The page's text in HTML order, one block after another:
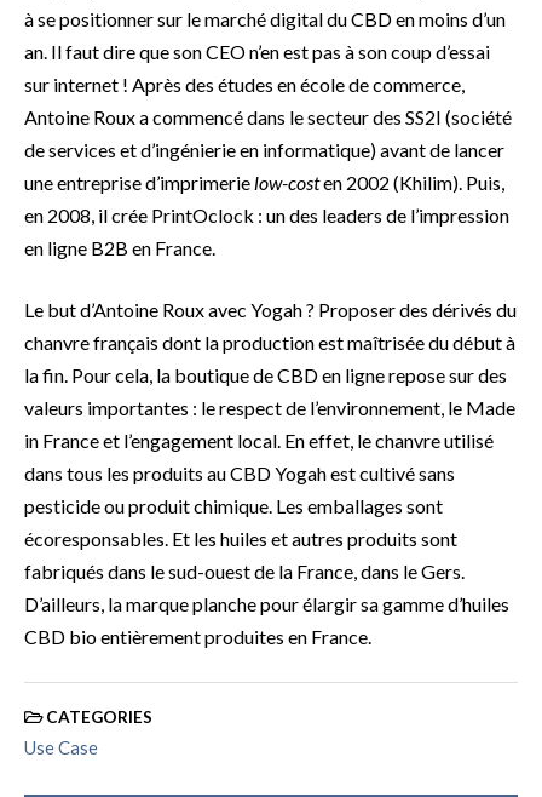
à se positionner sur le marché digital du CBD en moins d’un
an. Il faut dire que son CEO n’en est pas à son coup d’essai
sur internet ! Après des études en école de commerce,
Antoine Roux a commencé dans le secteur des SS2I (société
de services et d’ingénierie en informatique) avant de lancer
une entreprise d’imprimerielow-costen 2002 (Khilim). Puis,
en 2008, il crée PrintOclock : un des leaders de l’impression
en ligne B2B en France.
Le but d’Antoine Roux avec Yogah ? Proposer des dérivés du
chanvre français dont la production est maîtrisée du début à
la fin. Pour cela, la boutique de CBD en ligne repose sur des
valeurs importantes : le respect de l’environnement, le Made
in France et l’engagement local. En effet, le chanvre utilisé
dans tous les produits au CBD Yogah est cultivé sans
pesticide ou produit chimique. Les emballages sont
écoresponsables. Et les huiles et autres produits sont
fabriqués dans le sud-ouest de la France, dans le Gers.
D’ailleurs, la marque planche pour élargir sa gamme d’huiles
CBD bio entièrement produites en France.
CATEGORIES
Use Case